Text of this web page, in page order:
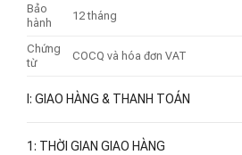
Bảo
hành
12 tháng
Chứng
từ
COCQ và hóa đơn VAT
I: GIAO HÀNG & THANH TOÁN
1: THỜI GIAN GIAO HÀNG